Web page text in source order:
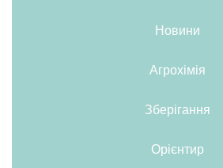
Новини
Агрохімія
Зберігання
Орієнтир